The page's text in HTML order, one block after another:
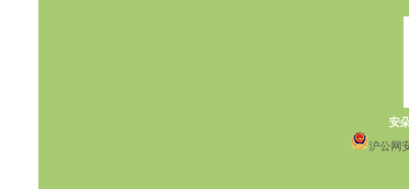
安
沪公网